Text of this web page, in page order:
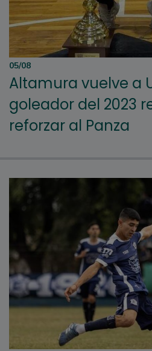
05/08
Altamura vuelve a
goleador del 2023
reforzar al Panza